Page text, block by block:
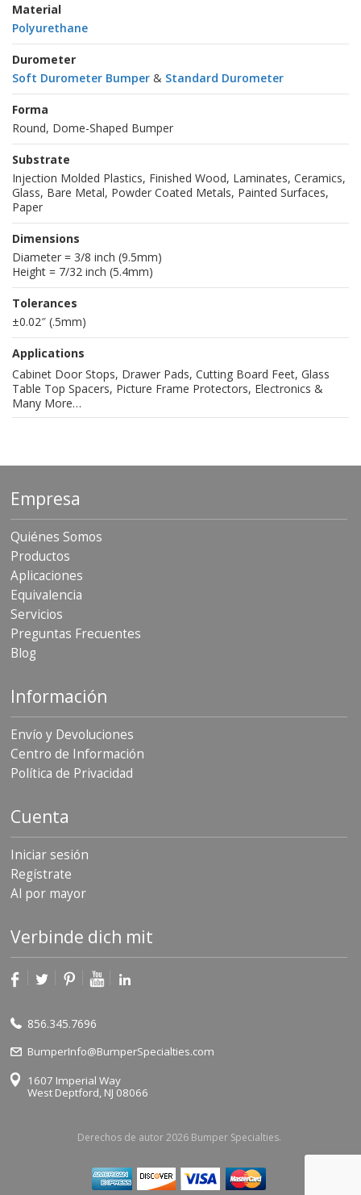
Material
Polyurethane
Durometer
Soft Durometer Bumper & Standard Durometer
Forma
Round, Dome-Shaped Bumper
Substrate
Injection Molded Plastics, Finished Wood, Laminates, Ceramics,
Glass, Bare Metal, Powder Coated Metals, Painted Surfaces,
Paper
Dimensions
Diameter = 3/8 inch (9.5mm)
Height = 7/32 inch (5.4mm)
Tolerances
±0.02″ (.5mm)
Applications
Cabinet Door Stops, Drawer Pads, Cutting Board Feet, Glass
Table Top Spacers, Picture Frame Protectors, Electronics &
Many More…
Empresa
Quiénes Somos
Productos
Aplicaciones
Equivalencia
Servicios
Preguntas Frecuentes
Blog
Información
Envío y Devoluciones
Centro de Información
Política de Privacidad
Cuenta
Iniciar sesión
Regístrate
Al por mayor
Verbinde dich mit
856.345.7696
BumperInfo@BumperSpecialties.com
1607 Imperial Way
West Deptford, NJ 08066
Derechos de autor 2026 Bumper Specialties.